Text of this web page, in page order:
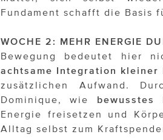
Fundament schafft die Basis
WOCHE 2: MEHR ENERGIE
Bewegung bedeutet hier
achtsame Integration kleiner
zusätzlichen Aufwand.
Dominique, wie bewusstes
Energie freisetzen und
Alltag selbst zum